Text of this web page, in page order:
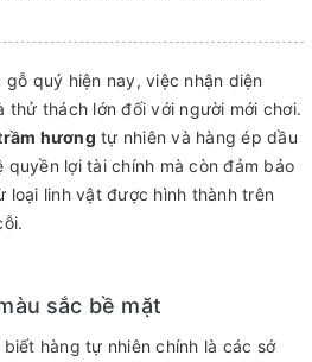
quý hiện nay, việc nhận diện
thử thách lớn đối với người mới chơi.
hương tự nhiên và hàng ép dầu
lợi tài chính mà còn đảm bảo
linh vật được hình thành trên
sắc bề mặt
hàng tự nhiên chính là các sớ